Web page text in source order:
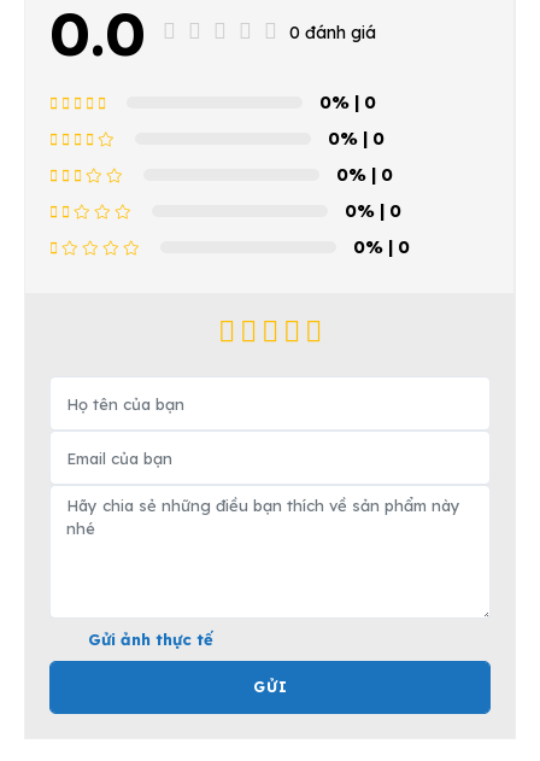
0.0 0 đánh giá
0% | 0
0% | 0
0% | 0
0% | 0
0% | 0
Gửi ảnh thực tế
GỬI